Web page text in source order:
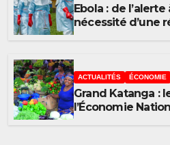
Ebola : de l’alerte
nécessité d’une
ACTUALITÉS ÉCONOMIE
Grand Katanga :
l’Économie